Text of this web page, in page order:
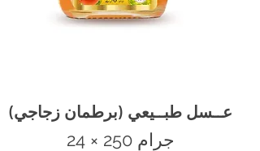
عــسل طبــيعي (برطمان زجاجي)
24 × 250 جرام